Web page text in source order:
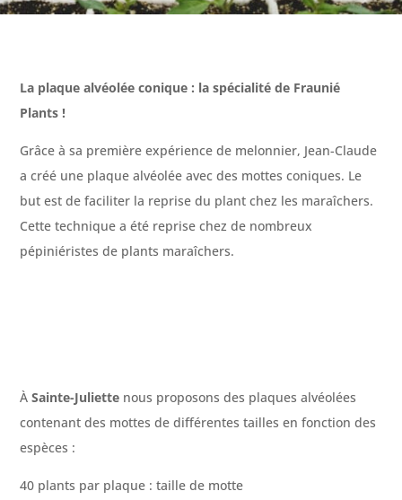
La plaque alvéolée conique : la spécialité de Fraunié
Plants !
Grâce à sa première expérience de melonnier, Jean-Claude
a créé une plaque alvéolée avec des mottes coniques. Le
but est de faciliter la reprise du plant chez les maraîchers.
Cette technique a été reprise chez de nombreux
pépiniéristes de plants maraîchers.
ÀSainte-Juliette nous proposons des plaques alvéolées
contenant des mottes de différentes tailles en fonction des
espèces :
40 plants par plaque : taille de motte